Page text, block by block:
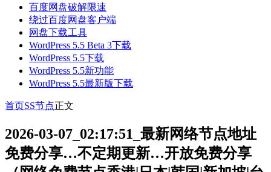
百度网盘破解限速
绕过百度网盘客户端
网盘下载工具
WordPress 5.5 Beta 3下载
WordPress 5.5下载
WordPress 5.5新功能
WordPress 5.5最新版下载
首页SS节点正文
2026-03-07_02:17:51_最新网络节点地址
免费分享…不定期更新…开放免费分享